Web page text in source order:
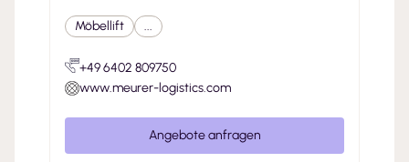
Möbellift ...
+49 6402 809750
www.meurer-logistics.com
Angebote anfragen